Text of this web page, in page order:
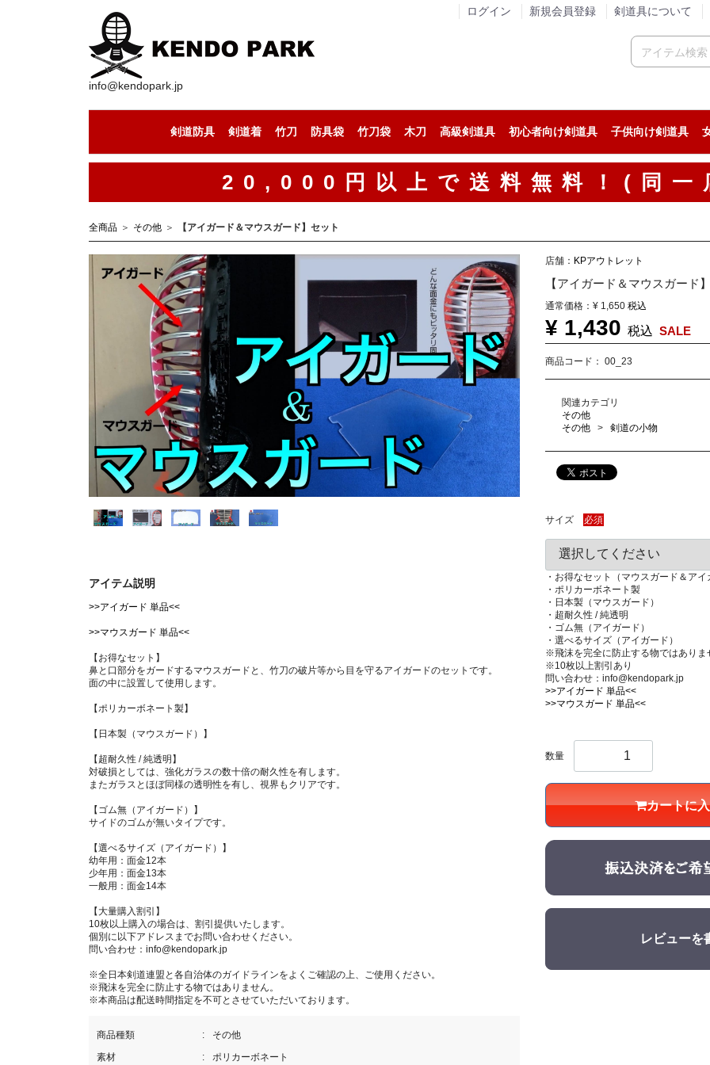
info@kendopark.jp
ログイン 新規会員登録 剣道具について
剣道防具
剣道防具セット 人気の剣道防具セット
稽古用の剣道防具セット
試合用の剣道防具セット
人気の面
稽古用の面
試合用の面
剣道の小手 人気の小手
稽古用の小手
試合用の小手
カスタム胴
人気の垂
稽古用の垂
試合用の垂
剣道着
剣道着（上下セット）
剣道着（道着） 人気の剣道着
ジャージ系剣道着
綿道着
剣道着（袴） 人気の袴
稽古用の剣道袴
綿袴
竹刀
セール中の竹刀
竹刀（通常型）
竹刀（八角型）
竹刀（古刀型）
竹刀（丸型）
竹刀（小判型）
竹刀（八角型）
手作りの竹刀
防具袋 竹刀袋 木刀 高級剣道具 初心者向け剣道具 子供向け剣道具
20,000円以上で送料無料！(同一
全商品 その他 【アイガード＆マウスガード】セット
アイテム説明
>>アイガード 単品<<
>>マウスガード 単品<<
【お得なセット】
鼻と口部分をガードするマウスガードと、竹刀の破片等から目を守るアイガードのセットです。
面の中に設置して使用します。
【ポリカーボネート製】
【日本製（マウスガード）】
【超耐久性 / 純透明】
対破損としては、強化ガラスの数十倍の耐久性を有します。
またガラスとほぼ同様の透明性を有し、視界もクリアです。
【ゴム無（アイガード）】
サイドのゴムが無いタイプです。
【選べるサイズ（アイガード）】
幼年用：面金12本
少年用：面金13本
一般用：面金14本
【大量購入割引】
10枚以上購入の場合は、割引提供いたします。
個別に以下アドレスまでお問い合わせください。
問い合わせ：info@kendopark.jp
※全日本剣道連盟と各自治体のガイドラインをよくご確認の上、ご使用ください。
※飛沫を完全に防止する物ではありません。
※本商品は配送時間指定を不可とさせていただいております。
商品種類
その他
素材
ポリカーボネート
店舗： KPアウトレット
【アイガード＆マウスガード
通常価格： ¥ 1,650 税込
¥ 1,430 税込 SALE
商品コード： 00_23
関連カテゴリ
その他
その他
剣道の小物
サイズ 必須
・お得なセット（マウスガード＆アイ
・ポリカーボネート製
・日本製（マウスガード）
・超耐久性 / 純透明
・ゴム無（アイガード）
・選べるサイズ（アイガード）
※飛沫を完全に防止する物ではありま
※10枚以上割引あり
問い合わせ：info@kendopark.jp
>>アイガード 単品<<
>>マウスガード 単品<<
数量
カートに
レビューを